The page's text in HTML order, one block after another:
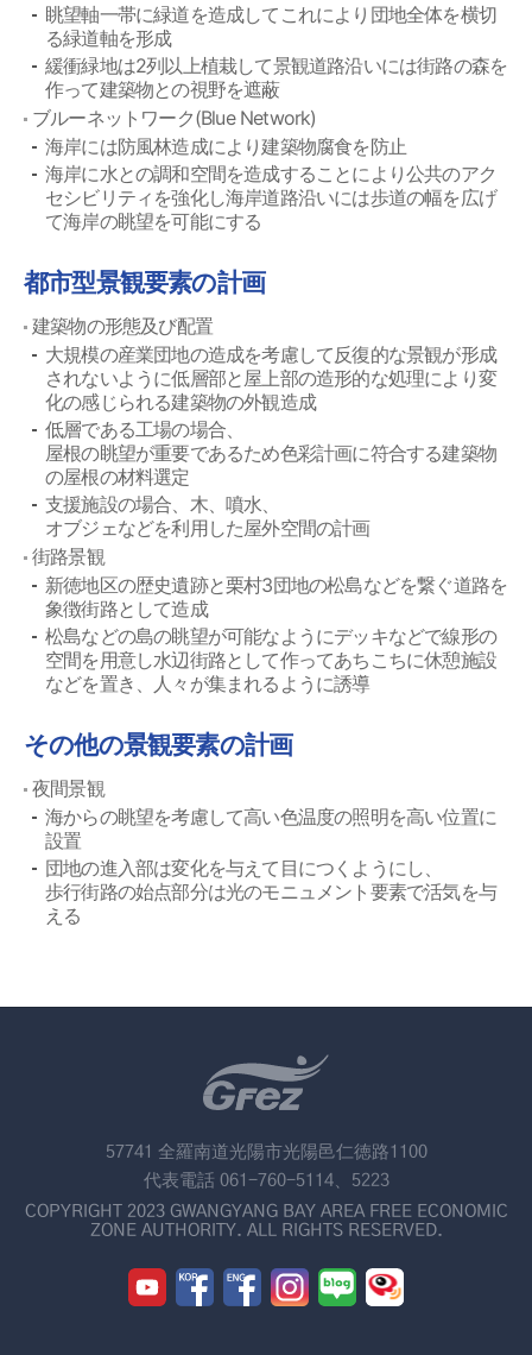
眺望軸一帯に緑道を造成してこれにより団地全体を横切
る緑道軸を形成
緩衝緑地は2列以上植栽して景観道路沿いには街路の森を
作って建築物との視野を遮蔽
ブルーネットワーク(Blue Network)
海岸には防風林造成により建築物腐食を防止
海岸に水との調和空間を造成することにより公共のアク
セシビリティを強化し海岸道路沿いには歩道の幅を広げ
て海岸の眺望を可能にする
都市型景観要素の計画
建築物の形態及び配置
大規模の産業団地の造成を考慮して反復的な景観が形成
されないように低層部と屋上部の造形的な処理により変
化の感じられる建築物の外観造成
低層である工場の場合、
屋根の眺望が重要であるため色彩計画に符合する建築物
の屋根の材料選定
支援施設の場合、木、噴水、
オブジェなどを利用した屋外空間の計画
街路景観
新徳地区の歴史遺跡と栗村3団地の松島などを繋ぐ道路を
象徴街路として造成
松島などの島の眺望が可能なようにデッキなどで線形の
空間を用意し水辺街路として作ってあちこちに休憩施設
などを置き、人々が集まれるように誘導
その他の景観要素の計画
夜間景観
海からの眺望を考慮して高い色温度の照明を高い位置に
設置
団地の進入部は変化を与えて目につくようにし、
歩行街路の始点部分は光のモニュメント要素で活気を与
える
57741 全羅南道光陽市光陽邑仁徳路1100
代表電話 061-760-5114、5223
COPYRIGHT 2023 GWANGYANG BAY AREA FREE ECONOMIC
ZONE AUTHORITY. ALL RIGHTS RESERVED.